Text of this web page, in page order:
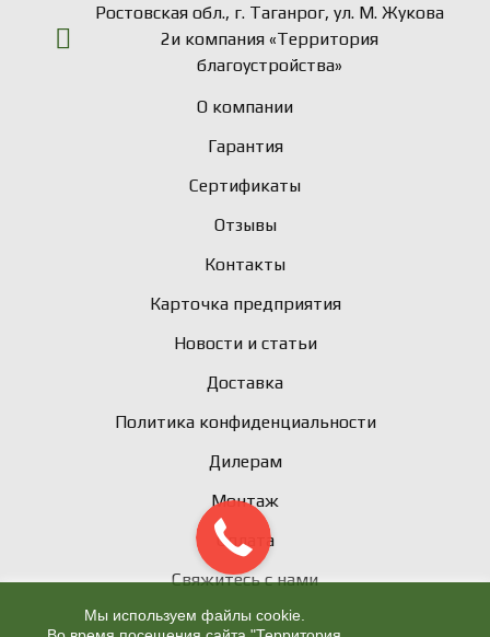
Ростовская обл., г. Таганрог, ул. М. Жукова
2и компания «Территория
благоустройства»
О компании
Гарантия
Сертификаты
Отзывы
Контакты
Карточка предприятия
Новости и статьи
Доставка
Политика конфиденциальности
Дилерам
Монтаж
Оплата
Свяжитесь с нами
Мы используем файлы cookie.